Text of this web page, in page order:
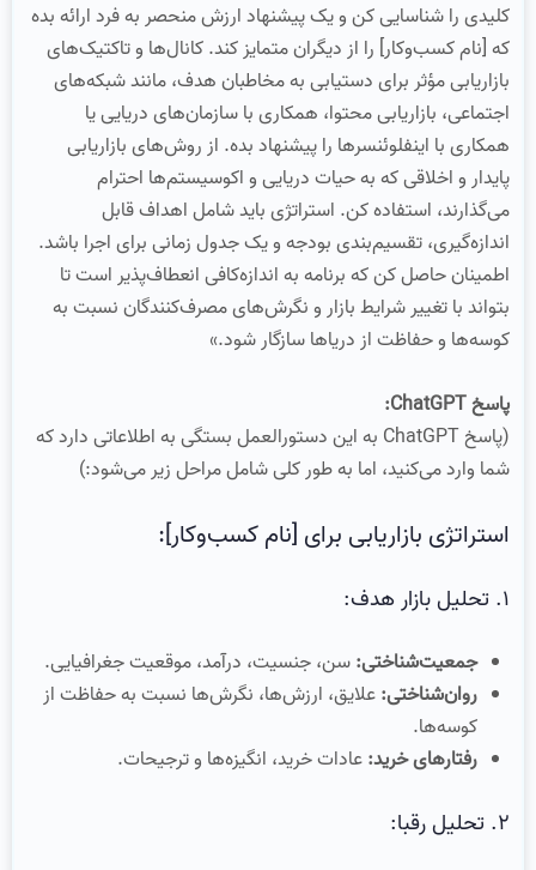
کلیدی را شناسایی کن و یک پیشنهاد ارزش منحصر به فرد ارائه بده
که [نام کسب‌وکار] را از دیگران متمایز کند. کانال‌ها و تاکتیک‌های
بازاریابی مؤثر برای دستیابی به مخاطبان هدف، مانند شبکه‌های
اجتماعی، بازاریابی محتوا، همکاری با سازمان‌های دریایی یا
همکاری با اینفلوئنسرها را پیشنهاد بده. از روش‌های بازاریابی
پایدار و اخلاقی که به حیات دریایی و اکوسیستم‌ها احترام
می‌گذارند، استفاده کن. استراتژی باید شامل اهداف قابل
اندازه‌گیری، تقسیم‌بندی بودجه و یک جدول زمانی برای اجرا باشد.
اطمینان حاصل کن که برنامه به اندازه‌کافی انعطاف‌پذیر است تا
بتواند با تغییر شرایط بازار و نگرش‌های مصرف‌کنندگان نسبت به
کوسه‌ها و حفاظت از دریاها سازگار شود.»
پاسخ ChatGPT:
(پاسخ ChatGPT به این دستورالعمل بستگی به اطلاعاتی دارد که
شما وارد می‌کنید، اما به طور کلی شامل مراحل زیر می‌شود:)
استراتژی بازاریابی برای [نام کسب‌وکار]:
۱. تحلیل بازار هدف:
جمعیت‌شناختی:سن، جنسیت، درآمد، موقعیت جغرافیایی.
روان‌شناختی:علایق، ارزش‌ها، نگرش‌ها نسبت به حفاظت از
کوسه‌ها.
رفتارهای خرید:عادات خرید، انگیزه‌ها و ترجیحات.
۲. تحلیل رقبا: